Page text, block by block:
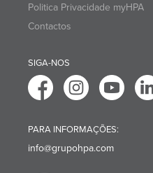
Politica Privacidade myHPA
Contactos
SIGA-NOS
PARA INFORMAÇÕES:
info@grupohpa.com